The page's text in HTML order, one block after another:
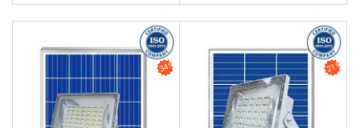
2.900.000đ
Đặt Mua
34% 21%